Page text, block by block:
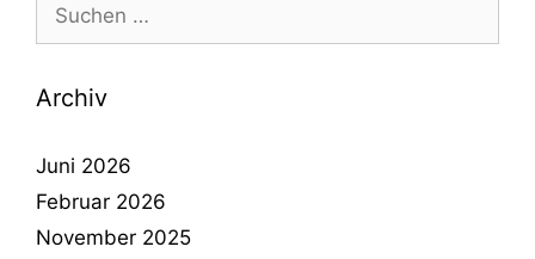
Archiv
Juni 2026
Februar 2026
November 2025